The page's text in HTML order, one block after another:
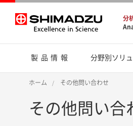
分
製品情報 分野別ソリ
ホーム その他問い合わせ
その他問い合